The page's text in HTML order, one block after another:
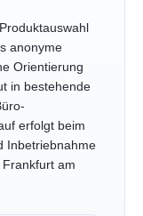
anonyme
Orientierung
in bestehende
erfolgt beim
Inbetriebnahme
am